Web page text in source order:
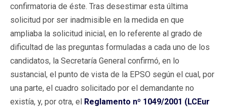
confirmatoria de éste. Tras desestimar esta última
solicitud por ser inadmisible en la medida en que
ampliaba la solicitud inicial, en lo referente al grado de
dificultad de las preguntas formuladas a cada uno de los
candidatos, la Secretaría General confirmó, en lo
sustancial, el punto de vista de la EPSO según el cual, por
una parte, el cuadro solicitado por el demandante no
existía, y, por otra, el Reglamento nº 1049/2001 (LCEur